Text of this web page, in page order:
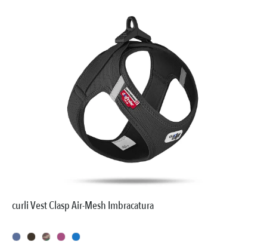
curli Vest Clasp Air-Mesh Imbracatura